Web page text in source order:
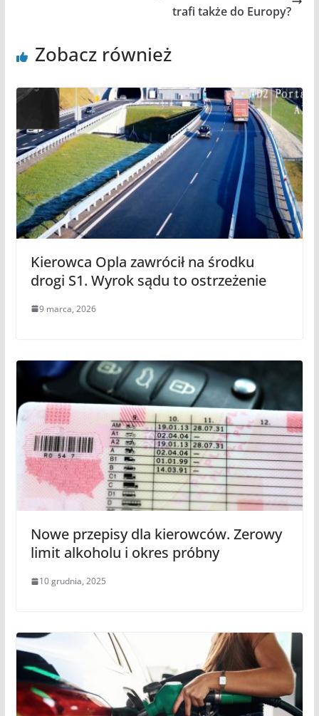
trafi także do Europy?
Zobacz również
Kierowca Opla zawrócił na środku
drogi S1. Wyrok sądu to ostrzeżenie
9 marca, 2026
Nowe przepisy dla kierowców. Zerowy
limit alkoholu i okres próbny
10 grudnia, 2025